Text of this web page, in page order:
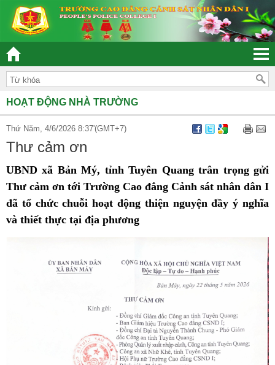
“ĐOÀN KẾT – DÂN CHỦ - KỶ CƯƠNG – TRÁCH NHIỆM – HIỆU QUẢ”
HOẠT ĐỘNG NHÀ TRƯỜNG
Thứ Năm, 4/6/2026 8:37'(GMT+7)
Thư cảm ơn
UBND xã Bản Mý, tỉnh Tuyên Quang trân trọng gửi
Thư cảm ơn tới Trường Cao đẳng Cảnh sát nhân dân I
đã tổ chức chuỗi hoạt động thiện nguyện đầy ý nghĩa
và thiết thực tại địa phương